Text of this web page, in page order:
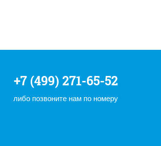
+7 (499) 271-65-52
либо позвоните нам по номеру